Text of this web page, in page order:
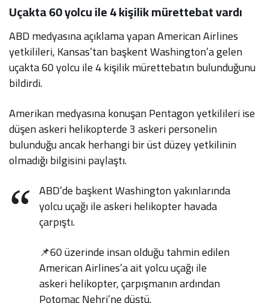
Uçakta 60 yolcu ile 4 kişilik mürettebat vardı
ABD medyasına açıklama yapan American Airlines
yetkilileri, Kansas’tan başkent Washington’a gelen
uçakta 60 yolcu ile 4 kişilik mürettebatın bulunduğunu
bildirdi.
Amerikan medyasına konuşan Pentagon yetkilileri ise
düşen askeri helikopterde 3 askeri personelin
bulunduğu ancak herhangi bir üst düzey yetkilinin
olmadığı bilgisini paylaştı.
ABD’de başkent Washington yakınlarında
yolcu uçağı ile askeri helikopter havada
çarpıştı.
📌60 üzerinde insan olduğu tahmin edilen
American Airlines’a ait yolcu uçağı ile
askeri helikopter, çarpışmanın ardından